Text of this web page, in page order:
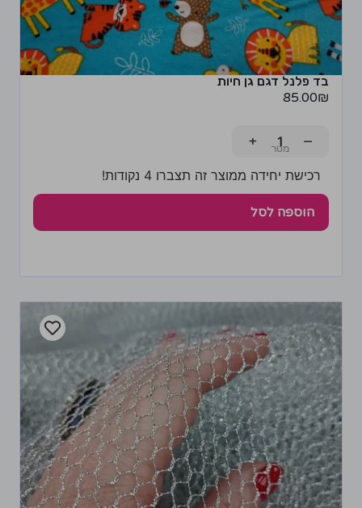
בד פלנל דגם גן חיות
85.00₪
−
+
רכישת יחידה ממוצר זה תצברו 4 נקודות!
הוספה לסל